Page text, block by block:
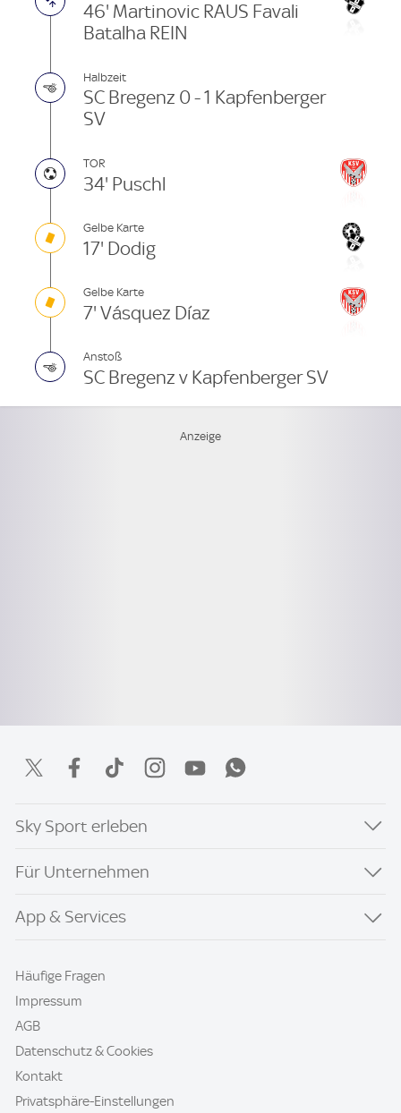
46' Martinovic RAUS Favali
Batalha REIN
Halbzeit
SC Bregenz 0 - 1 Kapfenberger
SV
TOR
34' Puschl
Gelbe Karte
17' Dodig
Gelbe Karte
7' Vásquez Díaz
Anstoß
SC Bregenz v Kapfenberger SV
Sky Sport erleben
Für Unternehmen
App & Services
Häufige Fragen
Impressum
AGB
Datenschutz & Cookies
Kontakt
Privatsphäre-Einstellungen